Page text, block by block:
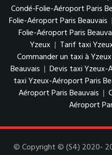
Condé-Folie-Aéroport Paris
Folie-Aéroport Paris Beauvais |
Folie-Aéroport Paris
Yzeux | Tarif taxi
Commander un taxi à Yzeux
Beauvais | Devis taxi Yzeux-
taxi Yzeux-Aéroport Paris
Aéroport Paris Beauvais |
Aéroport
© Copyright © (S4) 2020-